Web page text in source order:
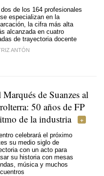
de los 164 profesionales
especializan en la
la cifra más alta
alcanzada en cuatro
de trayectoria docente
ANTÓN
Marqués de Suanzes al
50 años de FP
de la industria
celebrará el próximo
su medio siglo de
con un acto para
su historia con mesas
música y muchos